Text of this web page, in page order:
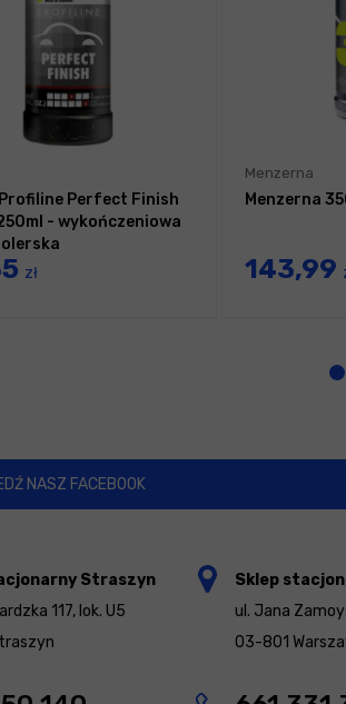
Profiline Perfect Finish
- wykończeniowa
zł
Menzerna
Menzerna
143,99
NASZ FACEBOOK
Straszyn
117, lok. U5
Sklep
ul. Jana
03-801